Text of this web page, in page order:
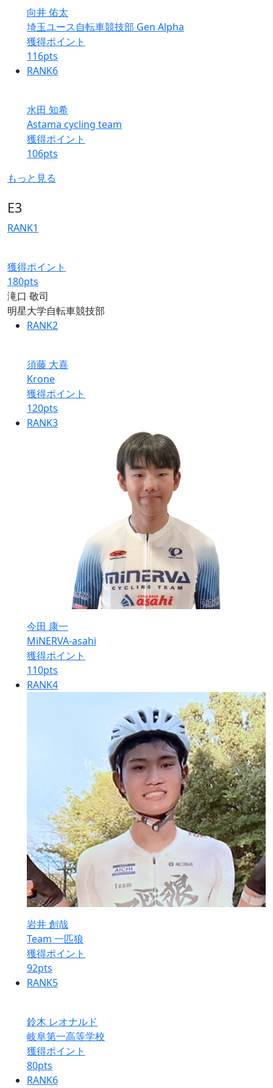
向井 佑太
埼玉ユース自転車競技部 Gen Alpha
獲得ポイント
116pts
RANK6
水田 知希
Astama cycling team
獲得ポイント
106pts
もっと見る
E3
RANK1
獲得ポイント
180pts
滝口 敬司
明星大学自転車競技部
RANK2
須藤 大喜
Krone
獲得ポイント
120pts
RANK3
今田 康一
MiNERVA-asahi
獲得ポイント
110pts
RANK4
岩井 創哉
Team 一匹狼
獲得ポイント
92pts
RANK5
鈴木 レオナルド
岐阜第一高等学校
獲得ポイント
80pts
RANK6